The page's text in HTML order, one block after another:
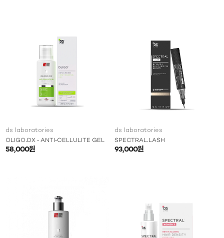
ds laboratories
OLIGO.DX - ANTI-CELLULITE GEL
58,000원
ds laboratories
SPECTRAL.LASH
93,000원